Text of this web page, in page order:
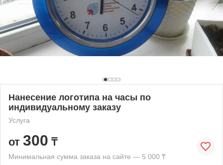
Нанесение логотипа на часы по
индивидуальному заказу
Услуга
от 300 ₸
Минимальная сумма заказа на сайте — 5 000 ₸